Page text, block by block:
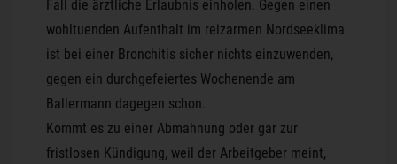
Fall die ärztliche Erlaubnis einholen. Gegen einen
wohltuenden Aufenthalt im reizarmen Nordseeklima
ist bei einer Bronchitis sicher nichts einzuwenden,
gegen ein durchgefeiertes Wochenende am
Ballermann dagegen schon.
Kommt es zu einer Abmahnung oder gar zur
fristlosen Kündigung, weil der Arbeitgeber meint,